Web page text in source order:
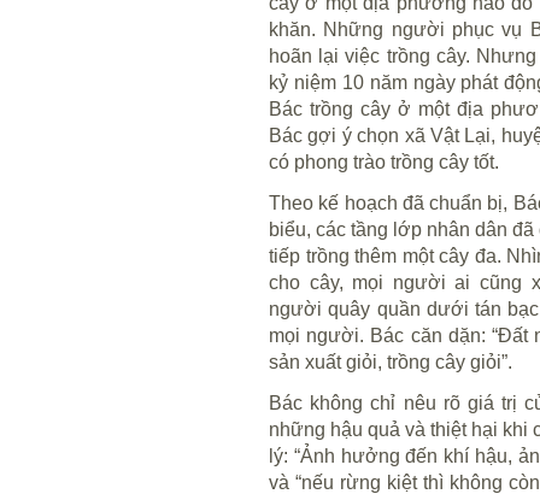
khăn. Những người phục vụ
hoãn lại việc trồng cây.
kỷ niệm 10 năm ngày phát
Bác trồng cây ở một địa
Bác gợi ý chọn xã Vật Lại,
có phong trào trồng cây tốt.
Theo kế hoạch đã chuẩn bị,
biểu, các tầng lớp nhân dân
tiếp trồng thêm một cây đa.
cho cây, mọi người ai cũng
người quây quần dưới tán
mọi người. Bác căn dặn: “Đất
sản xuất giỏi, trồng cây giỏi”.
Bác không chỉ nêu rõ giá trị
những hậu quả và thiệt hại khi
lý: “Ảnh hưởng đến khí hậu,
và “nếu rừng kiệt thì không